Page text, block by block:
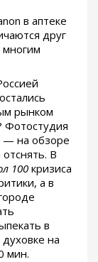
в аптеке
друг
многим
рынком
Фотостудия
— на обзоре
В
100 кризиса
а в
в
на
мин.